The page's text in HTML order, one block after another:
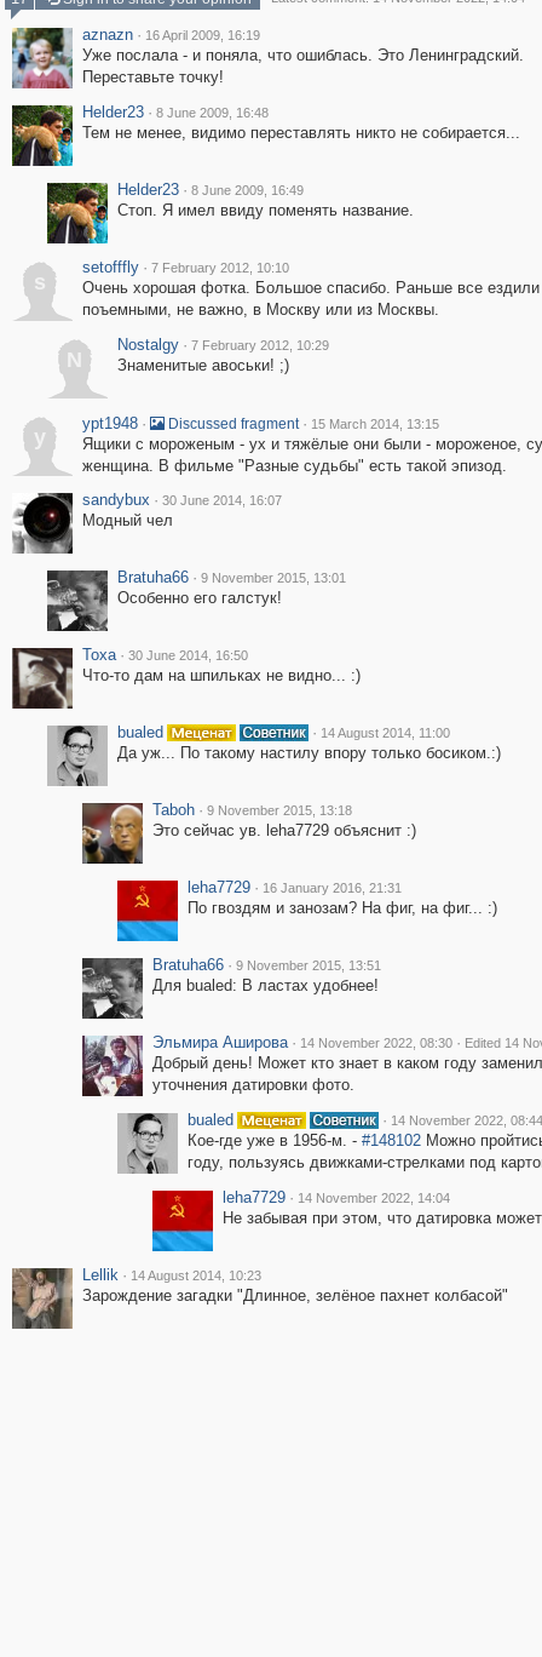
aznazn · 16 April 2009, 16:19
Уже послала - и поняла, что ошиблась. Это Ленинградский.
Переставьте точку!
Helder23 · 8 June 2009, 16:48
Тем не менее, видимо переставлять никто не собирается...
Helder23 · 8 June 2009, 16:49
Стоп. Я имел ввиду поменять название.
s
setofffly · 7 February 2012, 10:10
Очень хорошая фотка. Большое спасибо. Раньше все
поъемными, не важно, в Москву или из Москвы.
N
Nostalgy · 7 February 2012, 10:29
Знаменитые авоськи! ;)
y
ypt1948 · Discussed fragment · 15 March 2014, 13:15
Ящики с мороженым - ух и тяжёлые они были - мороженое,
женщина. В фильме "Разные судьбы" есть такой эпизод.
sandybux · 30 June 2014, 16:07
Модный чел
Bratuha66 · 9 November 2015, 13:01
Особенно его галстук!
Toxa · 30 June 2014, 16:50
Что-то дам на шпильках не видно... :)
bualed · 14 August 2014, 11:00
Да уж... По такому настилу впору только босиком.:)
Taboh · 9 November 2015, 13:18
Это сейчас ув. leha7729 объяснит :)
leha7729 · 16 January 2016, 21:31
По гвоздям и занозам? На фиг, на фиг... :)
Bratuha66 · 9 November 2015, 13:51
Для bualed: В ластах удобнее!
Эльмира Аширова · 14 November 2022, 08:30 · Edited 14
Добрый день! Может кто знает в каком году
уточнения датировки фото.
bualed
· 14 November 2022, 08:44
Кое-где уже в 1956-м. - #148102Можно
году, пользуясь движками-стрелками под
leha7729 · 14 November 2022, 14:04
Не забывая при этом, что датировка
Lellik · 14 August 2014, 10:23
Зарождение загадки "Длинное, зелёное пахнет колбасой"